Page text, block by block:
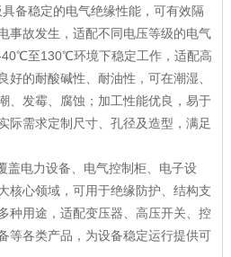
备稳定的电气绝缘性能，可有效隔
事故发生，适配不同电压等级的电气
至130℃环境下稳定工作，适配高
好的耐酸碱性、耐油性，可在潮湿、
、发霉、腐蚀；加工性能优良，易于
际需求定制尺寸、孔径及造型，满足
盖电力设备、电气控制柜、电子设
核心领域，可用于绝缘防护、结构支
种用途，适配变压器、高压开关、控
等各类产品，为设备稳定运行提供可